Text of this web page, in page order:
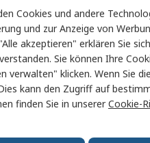
Siemens 3SY3
Halterung, Typ
Zwischenplatte
RS Best.-Nr.271-
Herst. Teile-Nr.
Cookies und andere
und zur Anzeige von
akzeptieren" erklären Sie
Sie können Ihre
verwalten" klicken. Wenn Sie
kann den Zugriff auf
finden Sie in unsererCookie-